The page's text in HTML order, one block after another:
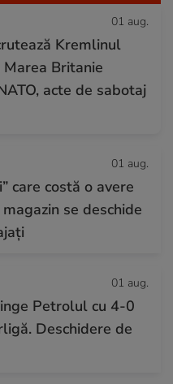
01 aug.
Kremlinul
Marea Britanie
acte de sabotaj
01 aug.
care costă o avere
se deschide
01 aug.
Petrolul cu 4-0
Deschidere de